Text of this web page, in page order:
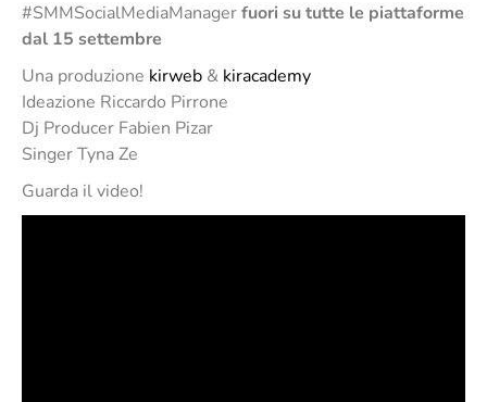
#SMMSocialMediaManagerfuori su tutte le piattaforme
dal 15 settembre
Una produzione kirweb & kiracademy
Ideazione Riccardo Pirrone
Dj Producer Fabien Pizar
Singer Tyna Ze
Guarda il video!